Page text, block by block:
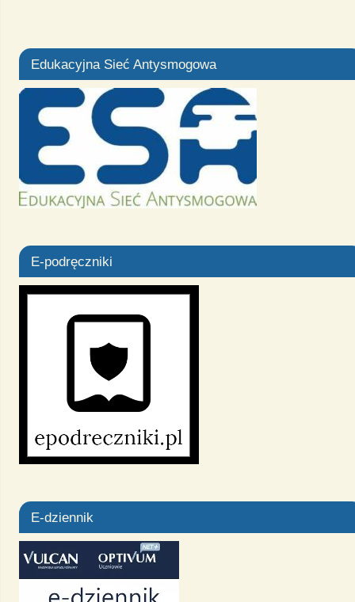
Edukacyjna Sieć Antysmogowa
E-podręczniki
E-dziennik